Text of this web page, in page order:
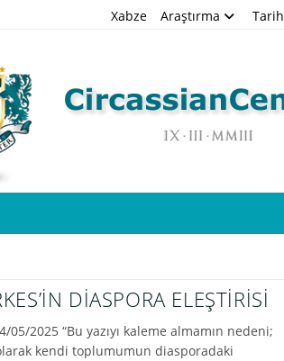
Xabze Araştırma Tarih
DİASPORA ELEŞTİRİSİ
05/2025 “Bu yazıyı kaleme almamın nedeni;
kendi toplumumun diasporadaki